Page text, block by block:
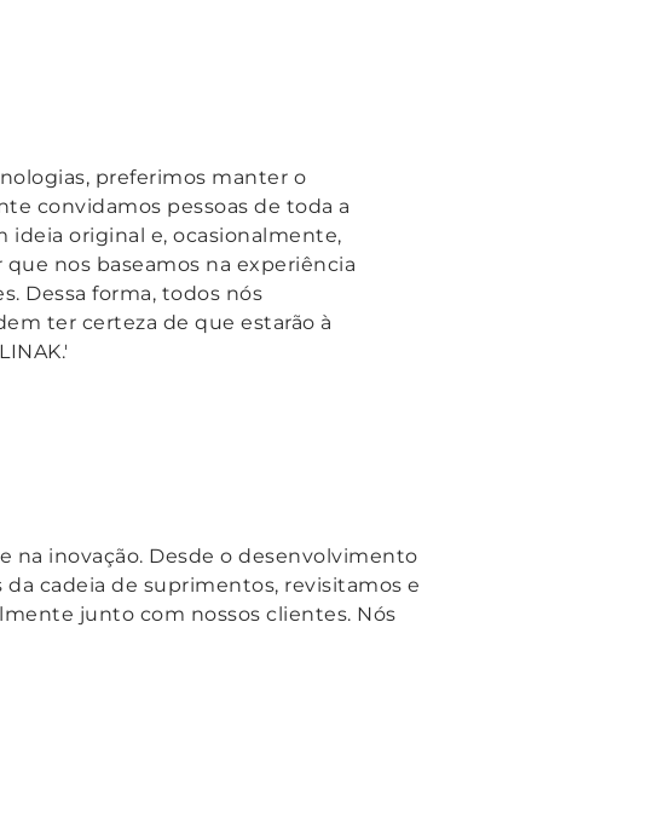
preferimos manter o
convidamos pessoas de toda a
ideia original e, ocasionalmente,
que nos baseamos na experiência
Dessa forma, todos nós
ter certeza de que estarão à
na inovação. Desde o desenvolvimento
cadeia de suprimentos, revisitamos e
junto com nossos clientes. Nós